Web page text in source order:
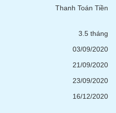
Thanh Toán Tiền
3.5 tháng
03/09/2020
21/09/2020
23/09/2020
16/12/2020